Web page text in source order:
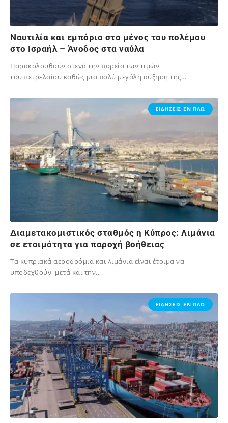
Ναυτιλία και εμπόριο στο μένος του πολέμου
στο Ισραήλ – Άνοδος στα ναύλα
Παρακολουθούν στενά την πορεία των τιμών
του πετρελαίου καθώς μια πολύ μεγάλη αύξηση της…
ΕΙΔΗΣΕΙΣ ΕΝ ΠΛΩ
Διαμετακομιστικός σταθμός η Κύπρος: Λιμάνια
σε ετοιμότητα για παροχή βοήθειας
Τα κυπριακά αεροδρόμια και λιμάνια είναι έτοιμα να
υποδεχθούν, μετά και την…
ΕΙΔΗΣΕΙΣ ΕΝ ΠΛΩ